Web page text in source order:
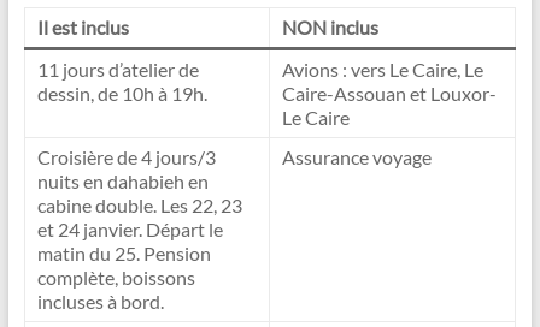
Il est inclus
NON inclus
11 jours d’atelier de
dessin, de 10h à 19h.
Avions : vers Le Caire, Le
Caire-Assouan et Louxor-
Le Caire
Croisière de 4 jours/3
nuits en dahabieh en
cabine double. Les 22, 23
et 24 janvier. Départ le
matin du 25. Pension
complète, boissons
incluses à bord.
Assurance voyage